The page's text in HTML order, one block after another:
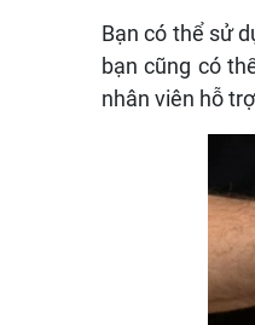
Bạn có thể sử
bạn cũng có
nhân viên hỗ